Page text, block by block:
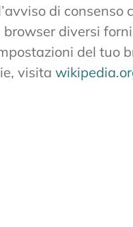
di consenso
diversi
del tuo
visita